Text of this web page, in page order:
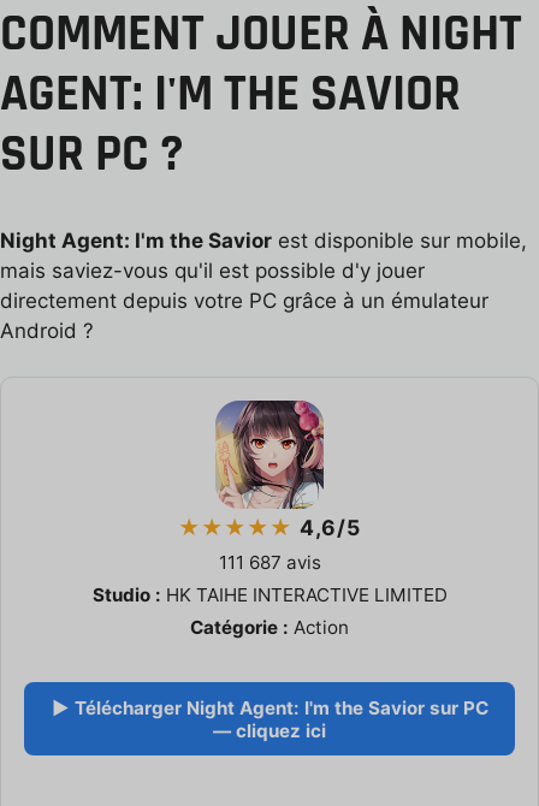
COMMENT JOUER À NIGHT
AGENT: I'M THE SAVIOR
SUR PC ?
Night Agent: I'm the Savior est disponible sur mobile,
mais saviez-vous qu'il est possible d'y jouer
directement depuis votre PC grâce à un émulateur
Android ?
★★★★★ 4,6/5
111 687 avis
Studio : HK TAIHE INTERACTIVE LIMITED
Catégorie : Action
▶ Télécharger Night Agent: I'm the Savior sur PC
— cliquez ici